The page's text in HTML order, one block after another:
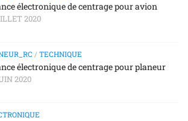
électronique de centrage pour avion
2020
/ TECHNIQUE
électronique de centrage pour planeur
2020